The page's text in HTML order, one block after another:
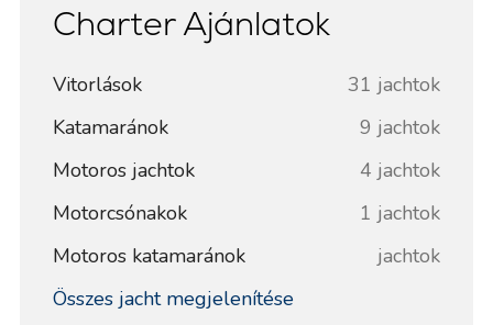
Charter Ajánlatok
Vitorlások
31 jachtok
Katamaránok
9 jachtok
Motoros jachtok
4 jachtok
Motorcsónakok
1 jachtok
Motoros katamaránok
jachtok
Összes jacht megjelenítése